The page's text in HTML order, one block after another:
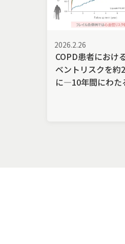
2026.2.26
COPD患者におけ
ベントリスクを約
に—10年間にわた